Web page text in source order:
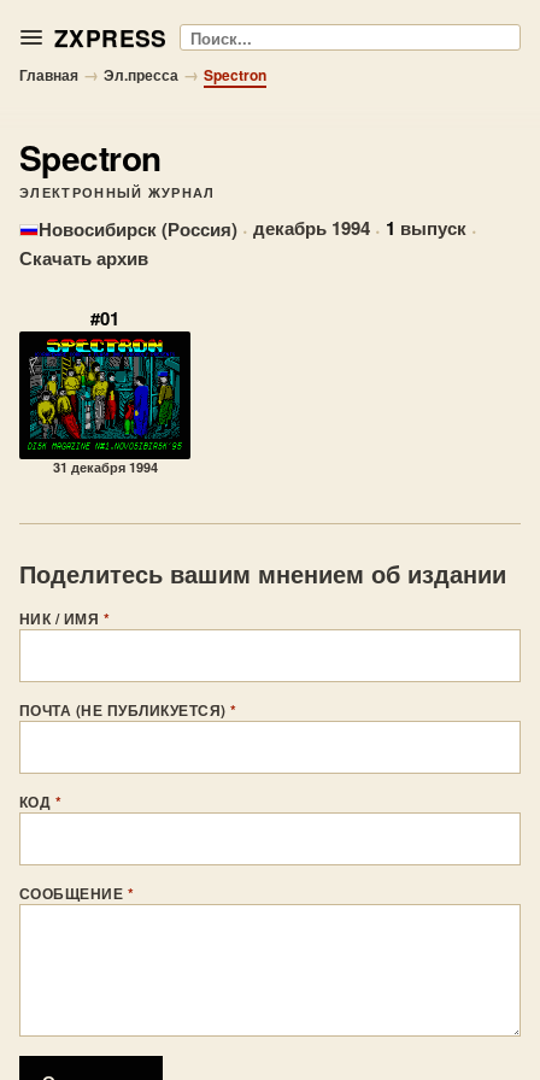
ZXPRESS Поиск
Главная → Эл.пресса → Spectron
Spectron
ЭЛЕКТРОННЫЙ ЖУРНАЛ
Новосибирск (Россия) · декабрь 1994 · 1 выпуск ·
Скачать архив
#01
31 декабря 1994
Поделитесь вашим мнением об издании
НИК / ИМЯ *
ПОЧТА (НЕ ПУБЛИКУЕТСЯ)*
КОД *
СООБЩЕНИЕ *